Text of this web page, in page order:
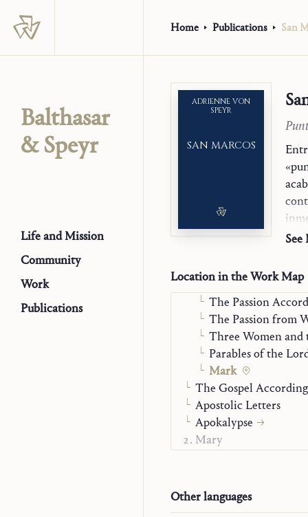
Balthasar
& Speyr
Life and Mission
Community
Work
Publications
Home Publications San
SAN MARCOS
ADRIENNE VON
SPEYR
vez
See
Location in the Work Map
Commentaries on
Synoptics
The Sermon on
The Passion
The Passion from
Three Women and
Parables of the
Mark
The Gospel
Apostolic Letters
Apokalypse
Mary
Man Before God
Other languages